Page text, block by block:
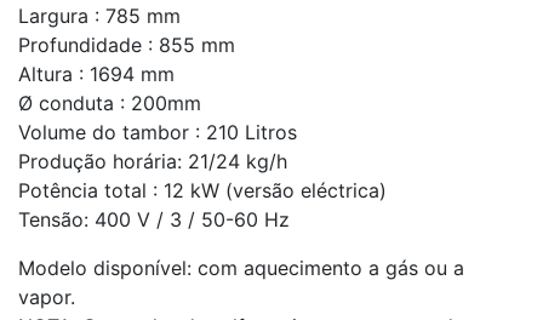
Largura : 785 mm
Profundidade : 855 mm
Altura : 1694 mm
Ø conduta : 200mm
Volume do tambor : 210 Litros
Produção horária: 21/24 kg/h
Potência total : 12 kW (versão eléctrica)
Tensão: 400 V / 3 / 50-60 Hz
Modelo disponível: com aquecimento a gás ou a
vapor.